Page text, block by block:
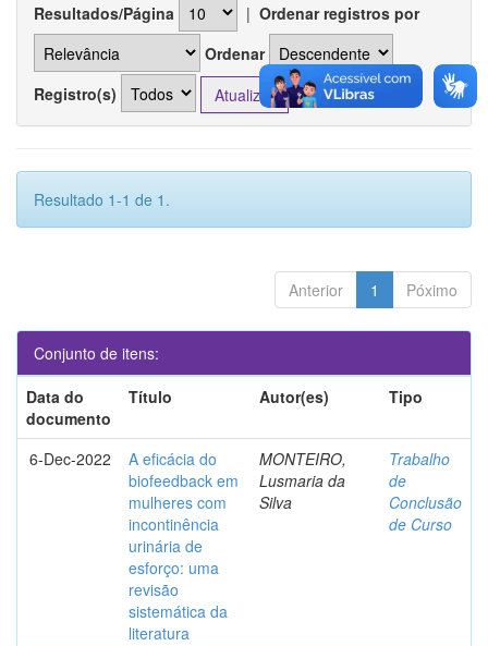
Resultados/Página | Ordenar registros por
Ordenar
Registro(s)
Resultado 1-1 de 1.
Anterior 1 Póximo
Conjunto de itens:
Data do
documento
Título Autor(es) Tipo
6-Dec-2022
A eficácia do
biofeedback em
mulheres com
incontinência
urinária de
esforço: uma
revisão
sistemática da
literatura
MONTEIRO,
Lusmaria da
Silva
Trabalho
de
Conclusão
de Curso